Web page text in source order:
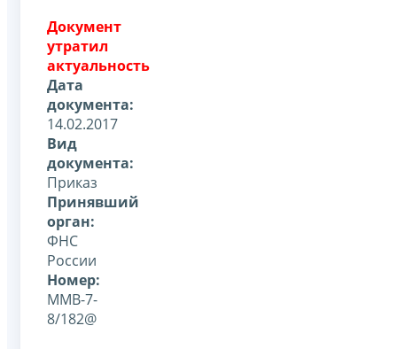
Документ
утратил
актуальность
Дата
документа:
14.02.2017
Вид
документа:
Приказ
Принявший
орган:
ФНС
России
Номер:
ММВ-7-
8/182@